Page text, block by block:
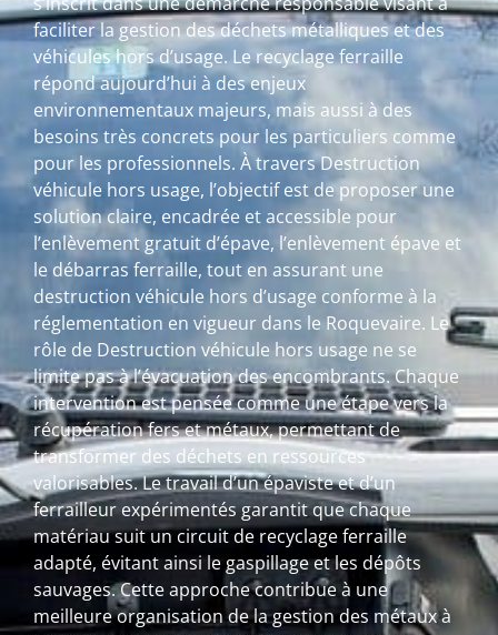
faciliter la gestion des déchets métalliques et des
véhicules hors d’usage. Le recyclage ferraille
répond aujourd’hui à des enjeux
environnementaux majeurs, mais aussi à des
besoins très concrets pour les particuliers comme
pour les professionnels. À travers Destruction
véhicule hors usage, l’objectif est de proposer une
solution claire, encadrée et accessible pour
l’enlèvement gratuit d’épave, l’enlèvement épave et
le débarras ferraille, tout en assurant une
destruction véhicule hors d’usage conforme à la
réglementation en vigueur dans le Roquevaire. Le
rôle de Destruction véhicule hors usage ne se
limite pas à l’évacuation des encombrants. Chaque
intervention est pensée comme une étape vers la
récupération fers et métaux, permettant de
transformer des déchets en ressources
valorisables. Le travail d’un épaviste et d’un
ferrailleur expérimentés garantit que chaque
matériau suit un circuit de recyclage ferraille
adapté, évitant ainsi le gaspillage et les dépôts
sauvages. Cette approche contribue à une
meilleure organisation de la gestion des métaux à